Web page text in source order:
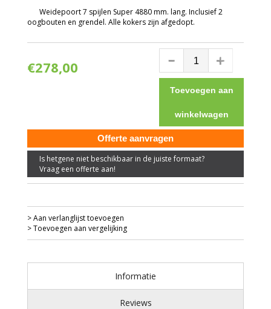
Weidepoort 7 spijlen Super 4880 mm. lang. Inclusief 2
oogbouten en grendel. Alle kokers zijn afgedopt.
€278,00
Toevoegen aan
winkelwagen
Offerte aanvragen
Is hetgene niet beschikbaar in de juiste formaat?
Vraag een offerte aan!
> Aan verlanglijst toevoegen
> Toevoegen aan vergelijking
Informatie
Reviews